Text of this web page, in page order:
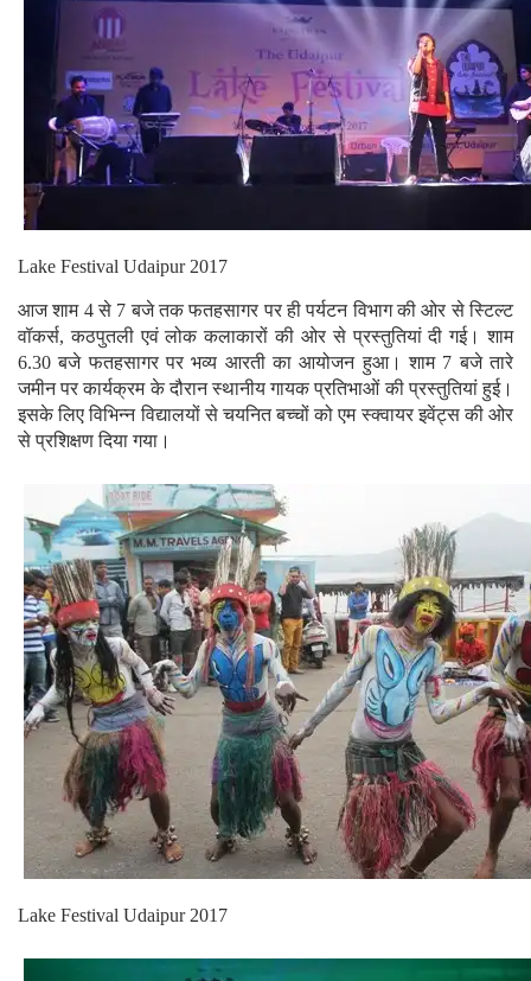
Lake Festival Udaipur 2017
आज शाम 4 से 7 बजे तक फतहसागर पर ही पर्यटन विभाग की ओर से स्टिल्ट
वॉकर्स, कठपुतली एवं लोक कलाकारों की ओर से प्रस्तुतियां दी गई। शाम
6.30 बजे फतहसागर पर भव्य आरती का आयोजन हुआ। शाम 7 बजे तारे
जमीन पर कार्यक्रम के दौरान स्थानीय गायक प्रतिभाओं की प्रस्तुतियां हुई।
इसके लिए विभिन्न विद्यालयों से चयनित बच्चों को एम स्क्वायर इवेंट्स की ओर
से प्रशिक्षण दिया गया।
Lake Festival Udaipur 2017